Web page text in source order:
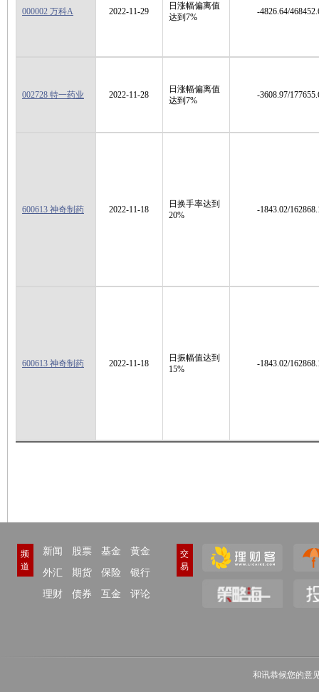
000002 万科A 2022-11-29
日涨幅偏离值
达到7%
-4826.64/
002728 特一药业 2022-11-28
日涨幅偏离值
达到7%
-3608.97/
600613 神奇制药 2022-11-18
日换手率达到
20%
-1843.02/
600613 神奇制药 2022-11-18
日振幅值达到
15%
-1843.02/
频
道
新闻 股票 基金
黄金
外汇
期货 保险
银行
理财
债券 互金 评论
交
易
和讯恭候您的意